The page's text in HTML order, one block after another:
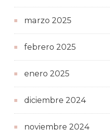
marzo 2025
febrero 2025
enero 2025
diciembre 2024
noviembre 2024